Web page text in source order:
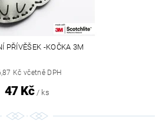
PŘÍVĚŠEK -KOČKA 3M
Kč včetně DPH
47 Kč / ks